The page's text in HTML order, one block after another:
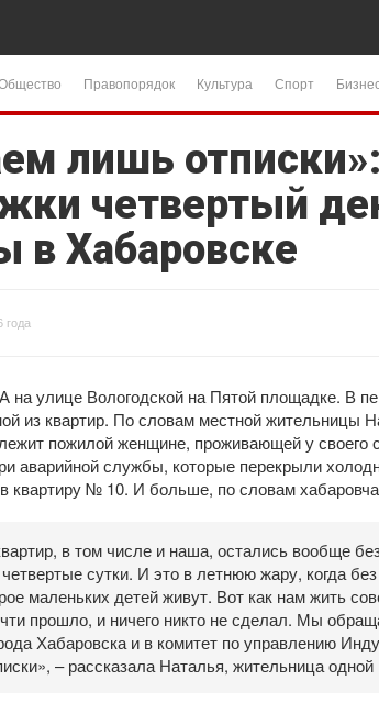
Правопорядок Культура Спорт
лишь
четвертый
в Хабаровске
года
на улице Вологодской на Пятой площадке. В
из квартир. По словам местной жительницы
пожилой женщине, проживающей у своего
аварийной службы, которые перекрыли
квартиру № 10. И больше, по словам
в том числе и наша, остались вообще
сутки. И это в летнюю жару, когда
маленьких детей живут. Вот как нам жить
прошло, и ничего никто не сделал. Мы
Хабаровска и в комитет по управлению
– рассказала Наталья, жительница